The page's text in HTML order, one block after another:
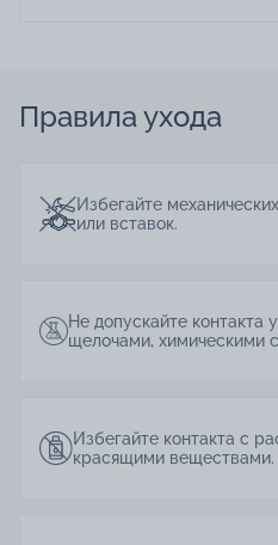
Правила ухода
Избегайте
или вставок.
Не допускайте контакта
щелочами, химическими
Избегайте контакта с
красящими веществами.